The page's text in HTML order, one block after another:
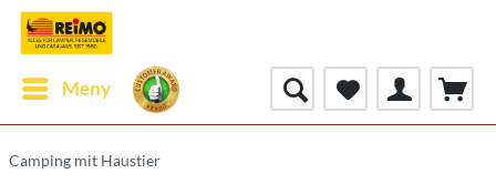
Meny
Camping mit Haustier